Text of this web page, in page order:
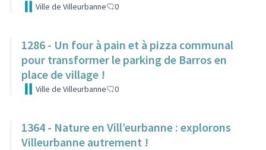
Ville de Villeurbanne 0
1286 - Un four à pain et à pizza communal
pour transformer le parking de Barros en
place de village !
Ville de Villeurbanne 0
1364 - Nature en Vill’eurbanne : explorons
Villeurbanne autrement !